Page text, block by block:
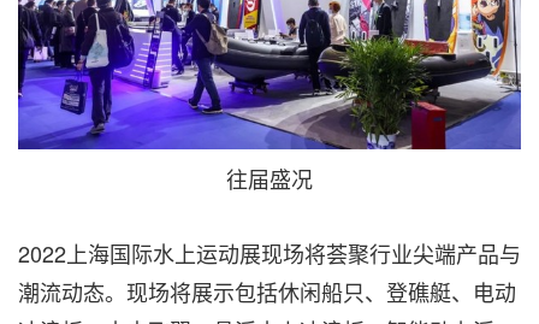
往届盛况
2022上海国际水上运动展现场将荟聚行业尖端产品与
潮流动态。现场将展示包括休闲船只、登礁艇、电动